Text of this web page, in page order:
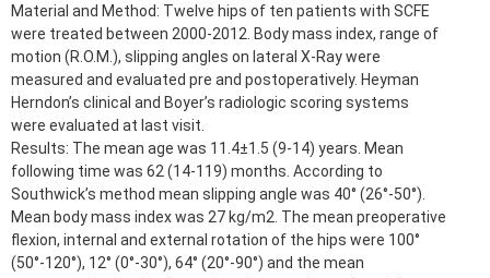
Material and Method: Twelve hips of ten patients with SCFE
were treated between 2000-2012. Body mass index, range of
motion (R.O.M.), slipping angles on lateral X-Ray were
measured and evaluated pre and postoperatively. Heyman
Herndon’s clinical and Boyer’s radiologic scoring systems
were evaluated at last visit.
Results: The mean age was 11.4±1.5 (9-14) years. Mean
following time was 62 (14-119) months. According to
Southwick’s method mean slipping angle was 40° (26°-50°).
Mean body mass index was 27 kg/m2. The mean preoperative
flexion, internal and external rotation of the hips were 100°
(50°-120°), 12° (0°-30°), 64° (20°-90°) and the mean